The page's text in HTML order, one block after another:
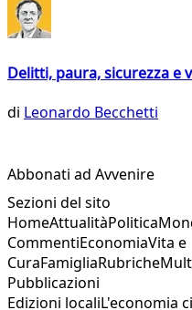
Delitti, paura, sicurezza e
di Leonardo Becchetti
Abbonati ad Avvenire
Sezioni del sito
HomeAttualitàPolitica
CommentiEconomiaVita e
CuraFamigliaRubriche
Pubblicazioni
Edizioni localiL'economia